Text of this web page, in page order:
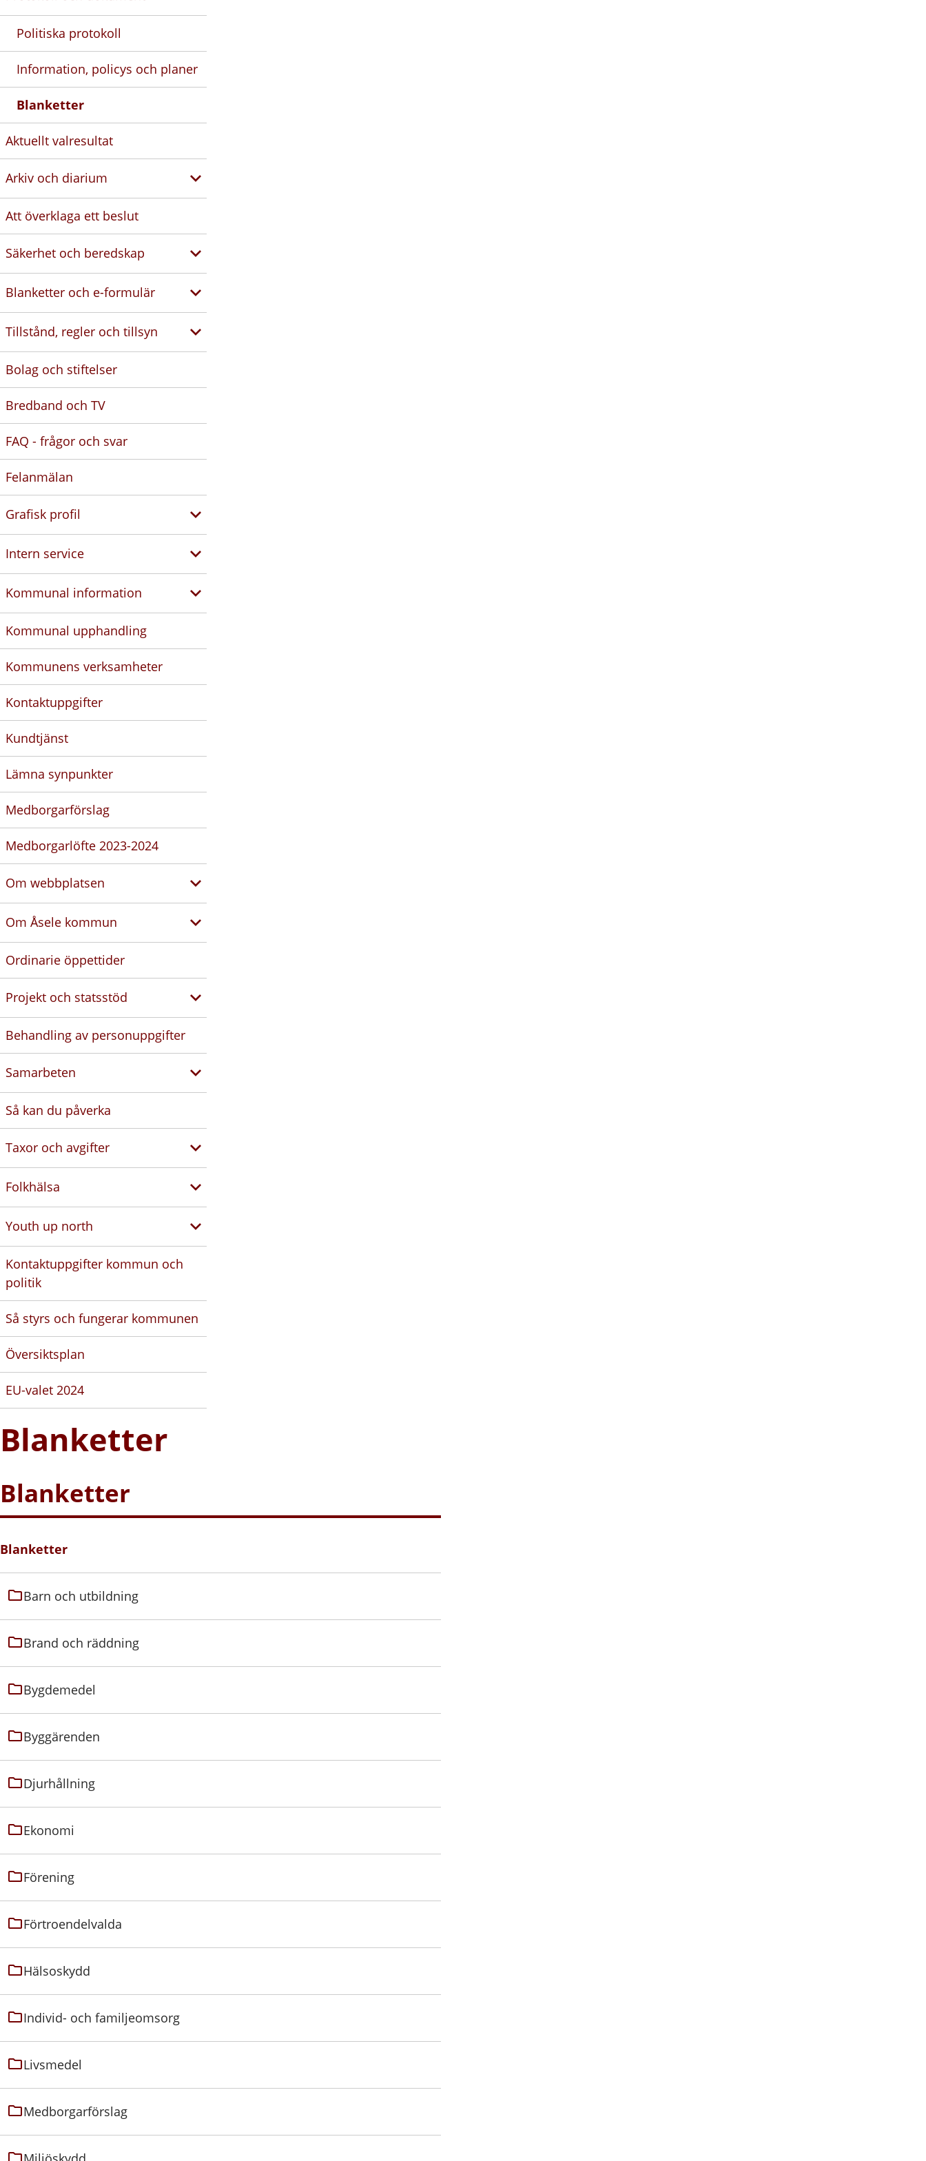
Politiska protokoll
Information, policys och planer
Blanketter
Aktuellt valresultat
Arkiv och diarium
Att överklaga ett beslut
Säkerhet och beredskap
Blanketter och e-formulär
Tillstånd, regler och tillsyn
Bolag och stiftelser
Bredband och TV
FAQ - frågor och svar
Felanmälan
Grafisk profil
Intern service
Kommunal information
Kommunal upphandling
Kommunens verksamheter
Kontaktuppgifter
Kundtjänst
Lämna synpunkter
Medborgarförslag
Medborgarlöfte 2023-2024
Om webbplatsen
Om Åsele kommun
Ordinarie öppettider
Projekt och statsstöd
Behandling av personuppgifter
Samarbeten
Så kan du påverka
Taxor och avgifter
Folkhälsa
Youth up north
Kontaktuppgifter kommun och
politik
Så styrs och fungerar kommunen
Översiktsplan
EU-valet 2024
Blanketter
Blanketter
Blanketter
Barn och utbildning
Brand och räddning
Bygdemedel
Byggärenden
Djurhållning
Ekonomi
Förening
Förtroendelvalda
Hälsoskydd
Individ- och familjeomsorg
Livsmedel
Medborgarförslag